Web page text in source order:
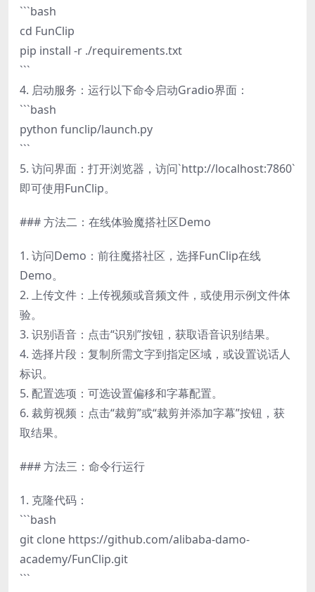
```bash
cd FunClip
pip install -r ./requirements.txt
```
4. 启动服务：运行以下命令启动Gradio界面：
```bash
python funclip/launch.py
```
5. 访问界面：打开浏览器，访问`http://localhost:7860`
即可使用FunClip。
### 方法二：在线体验魔搭社区Demo
1. 访问Demo：前往魔搭社区，选择FunClip在线
Demo。
2. 上传文件：上传视频或音频文件，或使用示例文件体
验。
3. 识别语音：点击“识别”按钮，获取语音识别结果。
4. 选择片段：复制所需文字到指定区域，或设置说话人
标识。
5. 配置选项：可选设置偏移和字幕配置。
6. 裁剪视频：点击“裁剪”或“裁剪并添加字幕”按钮，获
取结果。
### 方法三：命令行运行
1. 克隆代码：
```bash
git clone https://github.com/alibaba-damo-
academy/FunClip.git
```